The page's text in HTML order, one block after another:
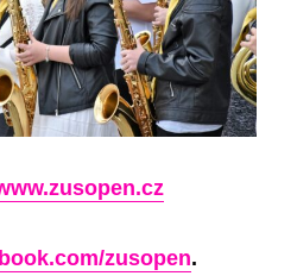
zusopen.